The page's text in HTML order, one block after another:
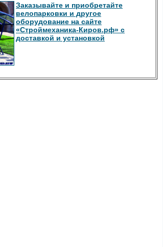
Заказывайте и приобретайте
велопарковки и другое
оборудование на сайте
«Строймеханика-Киров.рф» с
доставкой и установкой